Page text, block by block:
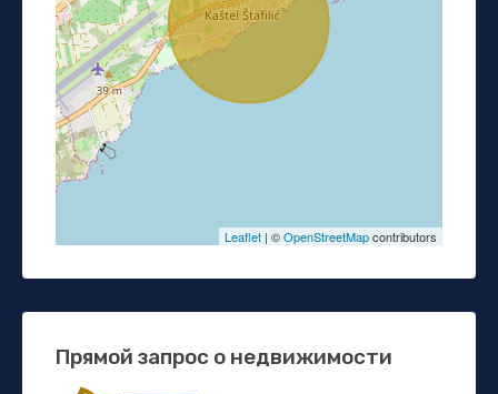
Leaflet | ©OpenStreetMapcontributors
Прямой запрос о недвижимости